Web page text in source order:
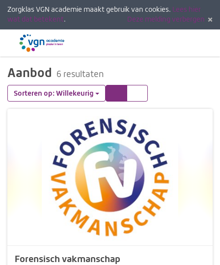
Zorgklas VGN academie maakt gebruik van cookies. Lees hier
wat dat betekent. Deze melding verbergen
Menu
Aanbod 6 resultaten
Sorteren op: Willekeurig
Forensisch vakmanschap